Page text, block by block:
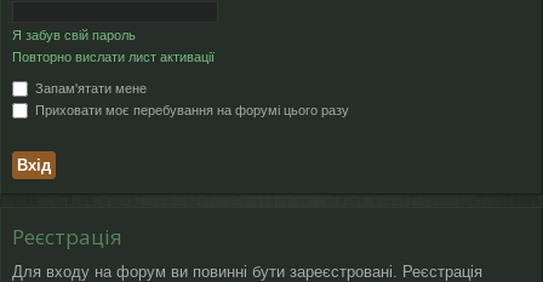
ту
п
Я забув свій пароль
Повторно вислати лист активації
Запам'ятати мене
Приховати моє перебування на форумі цього разу
Реєстрація
Для входу на форум ви повинні бути зареєстровані. Реєстрація